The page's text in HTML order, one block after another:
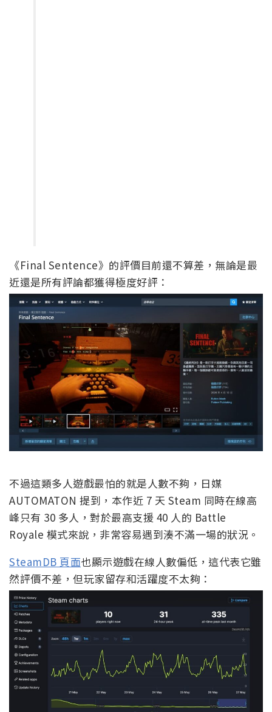
《Final Sentence》的評價目前還不算差，無論是最
近還是所有評論都獲得極度好評：
不過這類多人遊戲最怕的就是人數不夠，日媒
AUTOMATON 提到，本作近 7 天 Steam 同時在線高
峰只有 30 多人，對於最高支援 40 人的 Battle
Royale 模式來說，非常容易遇到湊不滿一場的狀況。
SteamDB 頁面也顯示遊戲在線人數偏低，這代表它雖
然評價不差，但玩家留存和活躍度不太夠：